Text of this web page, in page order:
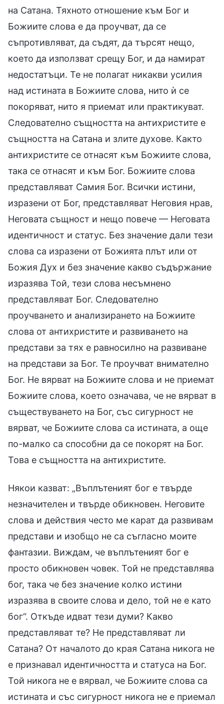
на Сатана. Тяхното отношение към Бог и
Божиите слова е да проучват, да се
съпротивляват, да съдят, да търсят нещо,
което да използват срещу Бог, и да намират
недостатъци. Те не полагат никакви усилия
над истината в Божиите слова, нито ѝ се
покоряват, нито я приемат или практикуват.
Следователно същността на антихристите е
същността на Сатана и злите духове. Както
антихристите се отнасят към Божиите слова,
така се отнасят и към Бог. Божиите слова
представляват Самия Бог. Всички истини,
изразени от Бог, представляват Неговия нрав,
Неговата същност и нещо повече — Неговата
идентичност и статус. Без значение дали тези
слова са изразени от Божията плът или от
Божия Дух и без значение какво съдържание
изразява Той, тези слова несъмнено
представляват Бог. Следователно
проучването и анализирането на Божиите
слова от антихристите и развиването на
представи за тях е равносилно на развиване
на представи за Бог. Те проучват внимателно
Бог. Не вярват на Божиите слова и не приемат
Божиите слова, което означава, че не вярват в
съществуването на Бог, със сигурност не
вярват, че Божиите слова са истината, а още
по-малко са способни да се покорят на Бог.
Това е същността на антихристите.
Някои казват: „Въплътеният бог е твърде
незначителен и твърде обикновен. Неговите
слова и действия често ме карат да развивам
представи и изобщо не са съгласно моите
фантазии. Виждам, че въплътеният бог е
просто обикновен човек. Той не представлява
бог, така че без значение колко истини
изразява в своите слова и дело, той не е като
бог“. Откъде идват тези думи? Какво
представляват те? Не представляват ли
Сатана? От началото до края Сатана никога не
е признавал идентичността и статуса на Бог.
Той никога не е вярвал, че Божиите слова са
истината и със сигурност никога не е приемал